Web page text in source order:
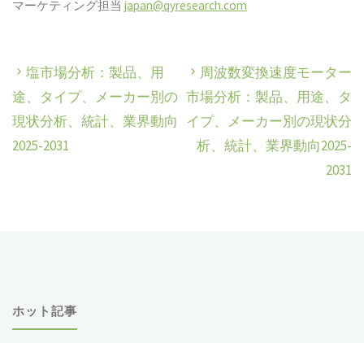
マーケティング担当japan@qyresearch.com
塩市場分析：製品、用
途、タイプ、メーカー別の
現状分析、統計、業界動向
2025-2031
周波数変換速度モーター
市場分析：製品、用途、タ
イプ、メーカー別の現状分
析、統計、業界動向2025-
2031
ホット記事